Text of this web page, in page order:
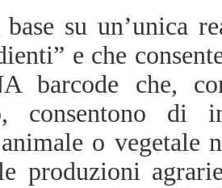
su un’unica
e che
barcode che,
consentono di
o
produzioni